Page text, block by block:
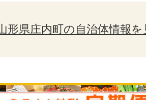
形県庄内町の自治体情報を